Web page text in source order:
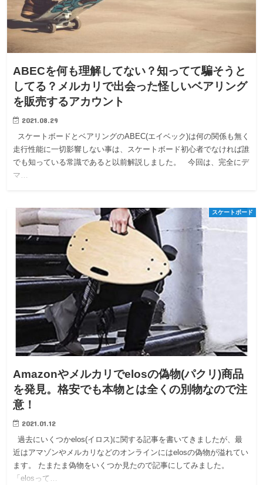
ABECを何も理解してない？知ってて騙そうと
してる？メルカリで出会った怪しいベアリング
を販売するアカウント
2021.08.29
スケートボードとベアリングのABEC(エイベック)は何の関係も無く
走行性能に一切影響しない事は、スケートボード初心者でなければ誰
でも知っている常識であると以前解説しました。 今回は、完全にデ
マ…
スケートボード
Amazonやメルカリでelosの偽物(パクリ)商品
を発見。格安でも本物とは全くの別物なので注
意！
2021.01.12
過去にいくつかelos(イロス)に関する記事を書いてきましたが、最
近はアマゾンやメルカリなどのオンラインにはelosの偽物が溢れてい
ます。 たまたま偽物をいくつか見たので記事にしてみました。
「elosって…